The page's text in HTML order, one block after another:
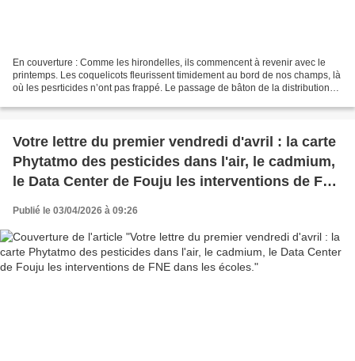
En couverture : Comme les hirondelles, ils commencent à revenir avec le
printemps. Les coquelicots fleurissent timidement au bord de nos champs, là
où les pesrticides n’ont pas frappé. Le passage de bâton de la distribution
Votre lettre du premier vendredi d'avril : la carte
Phytatmo des pesticides dans l'air, le cadmium,
le Data Center de Fouju les interventions de FNE
Publié le 03/04/2026 à 09:26